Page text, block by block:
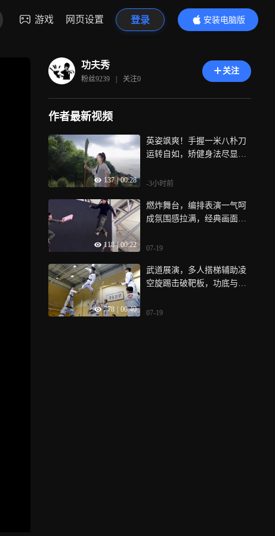
游戏 网页设置 登录
安装电脑版
内容更精彩
功夫秀
粉丝9239 | 关注0
关注
作者最新视频
137 00:28
英姿飒爽！手握一米八朴刀
运转自如，矫健身法尽显扎
-3小时前
118 | 00:22
燃炸舞台，编排表演一气呵
成氛围感拉满，经典画面令
07-19
778 00:40
武道展演，多人搭梯辅助凌
空旋踢击破靶板，功底与胆
07-19